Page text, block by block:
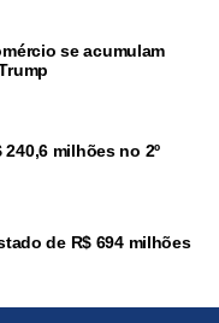
se acumulam
milhões no 2º
de R$ 694 milhões